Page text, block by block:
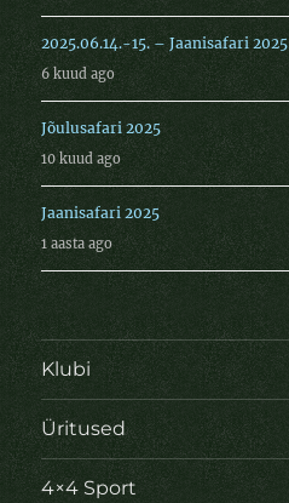
2025.06.14.-15. – Jaanisafari 2025
6 kuud ago
Jõulusafari 2025
10 kuud ago
Jaanisafari 2025
1 aasta ago
Klubi
Üritused
4×4 Sport